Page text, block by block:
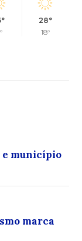
28°
18°
município
marca